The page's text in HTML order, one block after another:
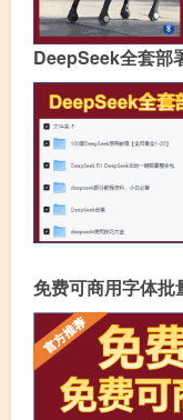
DeepSeek全套部
免费可商用字体批